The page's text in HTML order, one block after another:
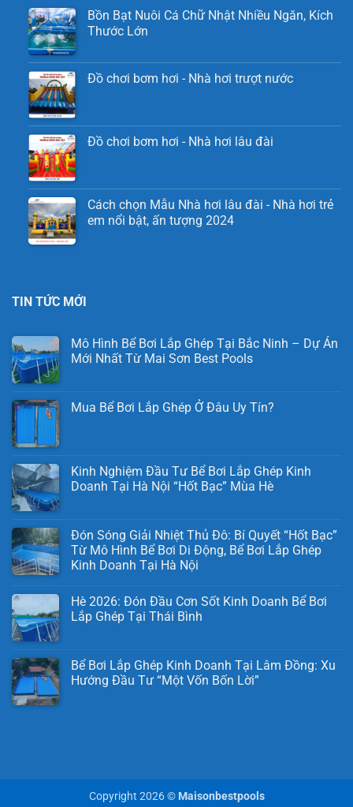
Bồn Bạt Nuôi Cá Chữ Nhật Nhiều Ngăn, Kích
Thước Lớn
Đồ chơi bơm hơi - Nhà hơi trượt nước
Đồ chơi bơm hơi - Nhà hơi lâu đài
Cách chọn Mẫu Nhà hơi lâu đài - Nhà hơi trẻ
em nổi bật, ấn tượng 2024
TIN TỨC MỚI
Mô Hình Bể Bơi Lắp Ghép Tại Bắc Ninh – Dự Án
Mới Nhất Từ Mai Sơn Best Pools
Mua Bể Bơi Lắp Ghép Ở Đâu Uy Tín?
Kinh Nghiệm Đầu Tư Bể Bơi Lắp Ghép Kinh
Doanh Tại Hà Nội “Hốt Bạc” Mùa Hè
Đón Sóng Giải Nhiệt Thủ Đô: Bí Quyết “Hốt Bạc”
Từ Mô Hình Bể Bơi Di Động, Bể Bơi Lắp Ghép
Kinh Doanh Tại Hà Nội
Hè 2026: Đón Đầu Cơn Sốt Kinh Doanh Bể Bơi
Lắp Ghép Tại Thái Bình
Bể Bơi Lắp Ghép Kinh Doanh Tại Lâm Đồng: Xu
Hướng Đầu Tư “Một Vốn Bốn Lời”
Copyright 2026 © Maisonbestpools